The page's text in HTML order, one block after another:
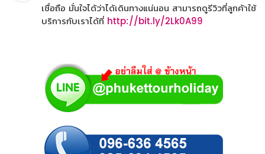
เชื่อถือ มั่นใจได้ว่าได้เดินทางแน่นอน สามารถดูรีวิวที่ลูกค้าใช้
บริการกับเราได้ที่ http://bit.ly/2Lk0A99